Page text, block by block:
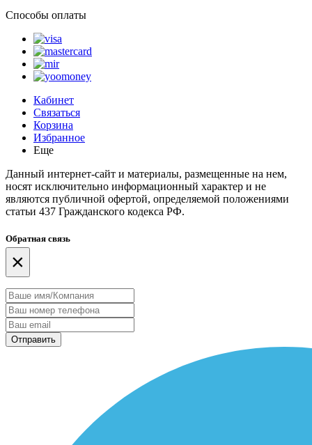
Способы оплаты
Кабинет
Связаться
Корзина
Избранное
Еще
Данный интернет-сайт и материалы, размещенные на нем,
носят исключительно информационный характер и не
являются публичной офертой, определяемой положениями
статьи 437 Гражданского кодекса РФ.
Обратная связь
×
Отправить